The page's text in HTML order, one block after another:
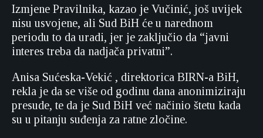
Izmjene Pravilnika, kazao je Vučinić, još uvijek
nisu usvojene, ali Sud BiH će u narednom
periodu to da uradi, jer je zaključio da “javni
interes treba da nadjača privatni”.
Anisa Sućeska-Vekić , direktorica BIRN-a BiH,
rekla je da se više od godinu dana anonimiziraju
presude, te da je Sud BiH već načinio štetu kada
su u pitanju suđenja za ratne zločine.